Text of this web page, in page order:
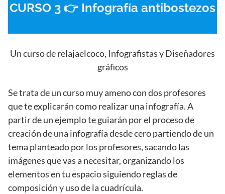
CURSO 3 👉 Infografía antibostezos
Un curso de relajaelcoco, Infografistas y Diseñadores
gráficos
Se trata de un curso muy ameno con dos profesores
que te explicarán como realizar una infografía. A
partir de un ejemplo te guiarán por el proceso de
creación de una infografía desde cero partiendo de un
tema planteado por los profesores, sacando las
imágenes que vas a necesitar, organizando los
elementos en tu espacio siguiendo reglas de
composición y uso de la cuadrícula.